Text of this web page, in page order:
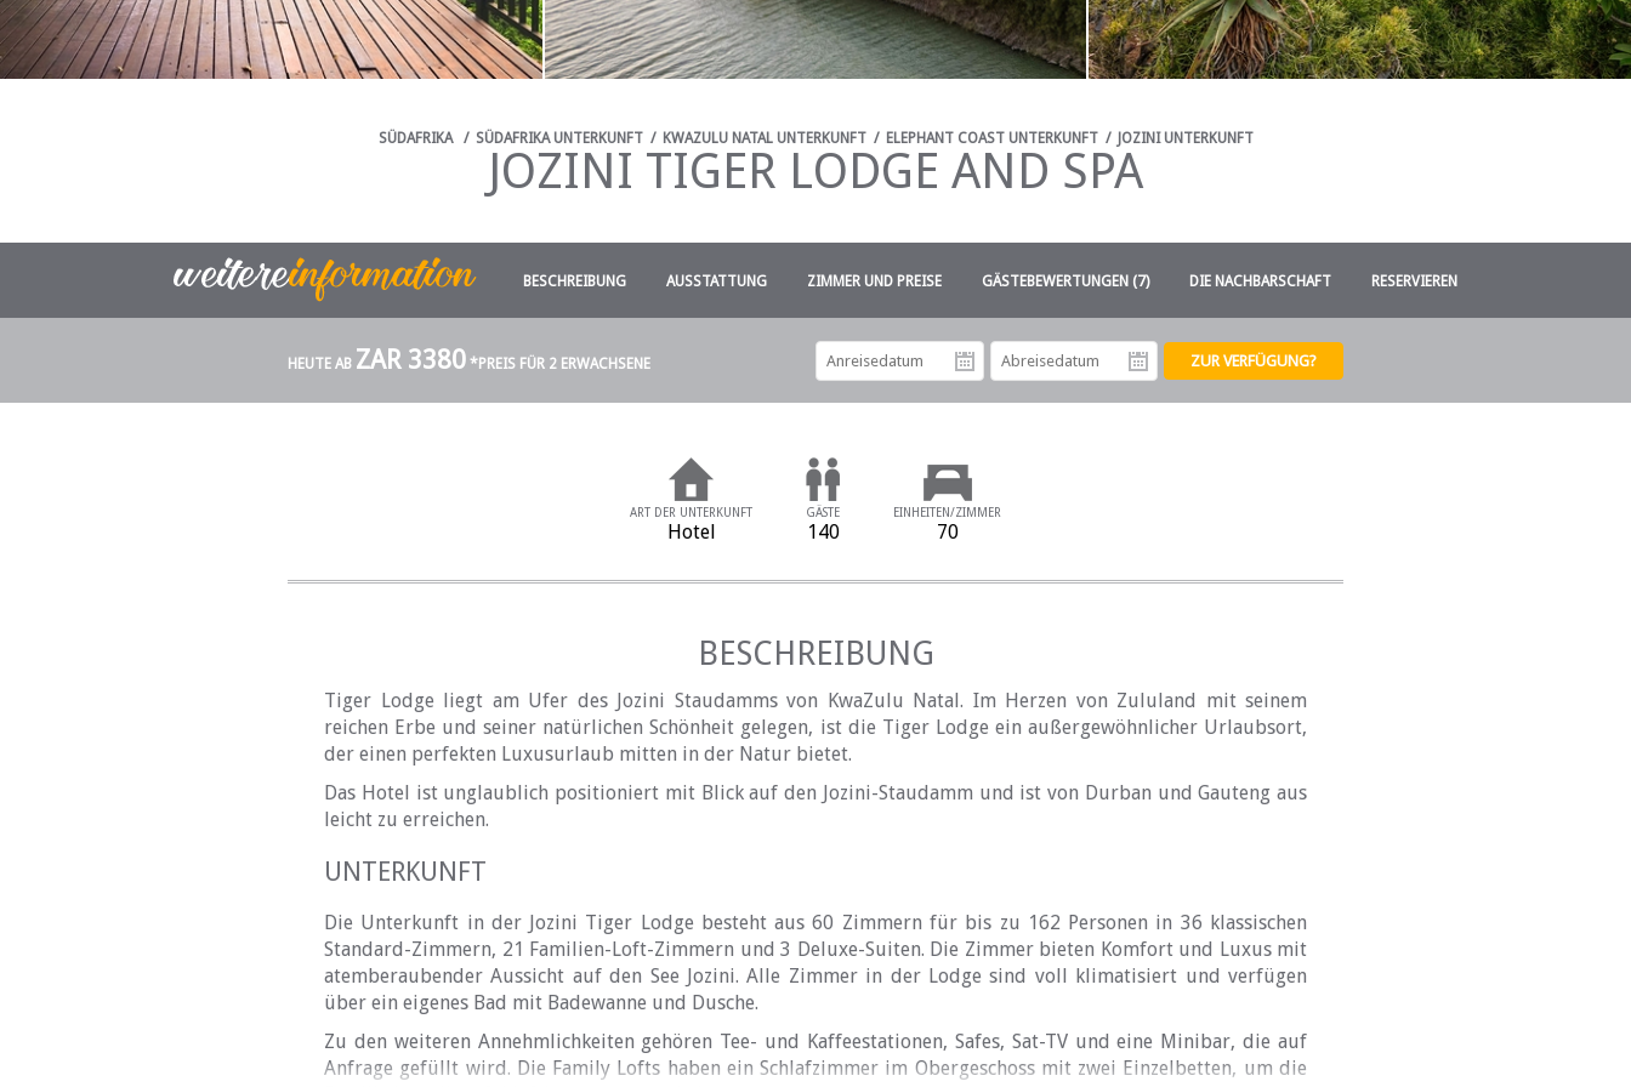
SÜDAFRIKA / SÜDAFRIKA UNTERKUNFT / KWAZULU NATAL UNTERKUNFT / ELEPHANT COAST UNTERKUNFT / JOZINI UNTERKUNFT
JOZINI TIGER LODGE AND SPA
BESCHREIBUNG AUSSTATTUNG ZIMMER UND PREISE GÄSTEBEWERTUNGEN (7) DIE NACHBARSCHAFT RESERVIEREN
HEUTE AB ZAR 3380 *PREIS FÜR 2 ERWACHSENE
ART DER UNTERKUNFT
Hotel
GÄSTE
140
EINHEITEN/ZIMMER
70
BESCHREIBUNG
Tiger Lodge liegt am Ufer des Jozini Staudamms von KwaZulu Natal. Im Herzen von Zululand mit seinem
reichen Erbe und seiner natürlichen Schönheit gelegen, ist die Tiger Lodge ein außergewöhnlicher Urlaubsort,
der einen perfekten Luxusurlaub mitten in der Natur bietet.
Das Hotel ist unglaublich positioniert mit Blick auf den Jozini-Staudamm und ist von Durban und Gauteng aus
leicht zu erreichen.
UNTERKUNFT
Die Unterkunft in der Jozini Tiger Lodge besteht aus 60 Zimmern für bis zu 162 Personen in 36 klassischen
Standard-Zimmern, 21 Familien-Loft-Zimmern und 3 Deluxe-Suiten. Die Zimmer bieten Komfort und Luxus mit
atemberaubender Aussicht auf den See Jozini. Alle Zimmer in der Lodge sind voll klimatisiert und verfügen
über ein eigenes Bad mit Badewanne und Dusche.
Zu den weiteren Annehmlichkeiten gehören Tee- und Kaffeestationen, Safes, Sat-TV und eine Minibar, die auf
Anfrage gefüllt wird. Die Family Lofts haben ein Schlafzimmer im Obergeschoss mit zwei Einzelbetten, um die